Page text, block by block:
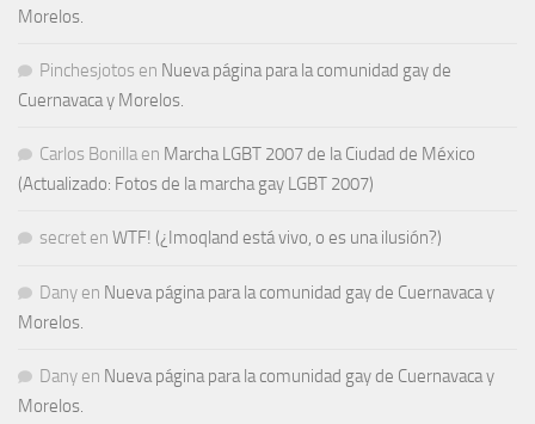
Morelos.
Pinchesjotos en Nueva página para la comunidad gay de
Cuernavaca y Morelos.
Carlos Bonilla en Marcha LGBT 2007 de la Ciudad de México
(Actualizado: Fotos de la marcha gay LGBT 2007)
secret en WTF! (¿Imoqland está vivo, o es una ilusión?)
Dany en Nueva página para la comunidad gay de Cuernavaca y
Morelos.
Dany en Nueva página para la comunidad gay de Cuernavaca y
Morelos.